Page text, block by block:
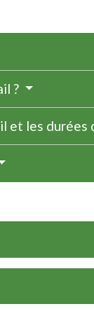
?
et les durées